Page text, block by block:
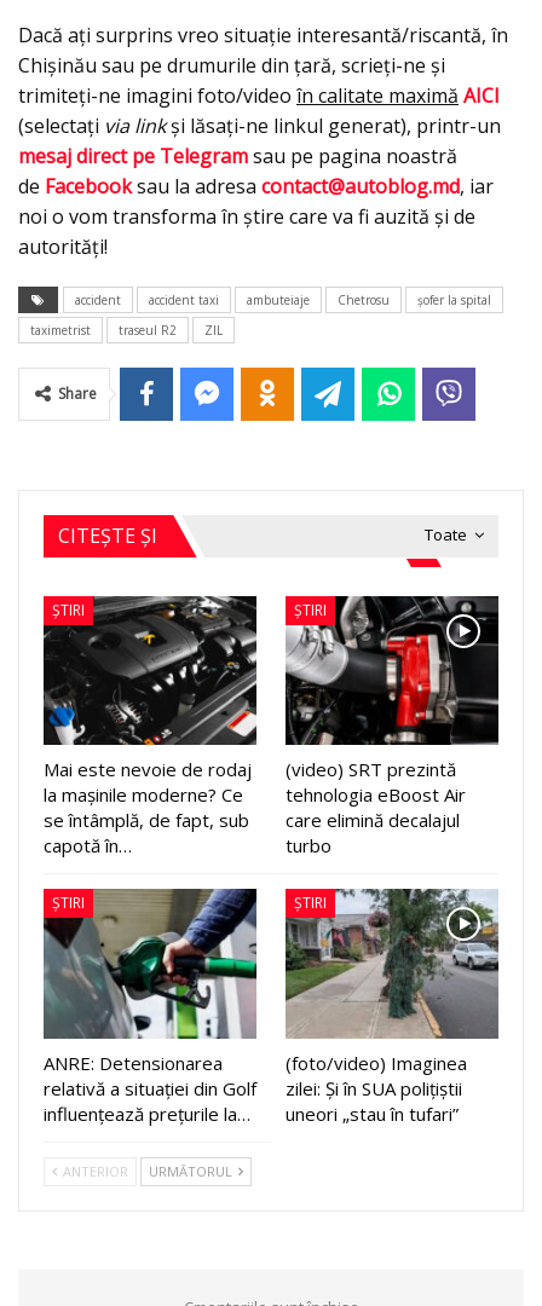
Dacă ați surprins vreo situație interesantă/riscantă, în
Chișinău sau pe drumurile din țară, scrieți-ne și
trimiteți-ne imagini foto/video în calitate maximă AICI
(selectați via linkși lăsați-ne linkul generat), printr-un
mesaj direct pe Telegramsau pe pagina noastră
de Facebooksau la adresa contact@autoblog.md, iar
noi o vom transforma în știre care va fi auzită și de
autorități!
accident accident taxi ambuteiaje Chetrosu
şofer la spital
taximetrist
traseul R2 ZIL
Share
Toate
CITEȘTE ȘI
ȘTIRI
Mai este nevoie de rodaj
la mașinile moderne? Ce
se întâmplă, de fapt, sub
capotă în…
ȘTIRI
(video) SRT prezintă
tehnologia eBoost Air
care elimină decalajul
turbo
ȘTIRI
ANRE: Detensionarea
relativă a situației din Golf
influențează prețurile la…
ȘTIRI
(foto/video) Imaginea
zilei: Și în SUA polițiștii
uneori „stau în tufari”
ANTERIOR URMĂTORUL